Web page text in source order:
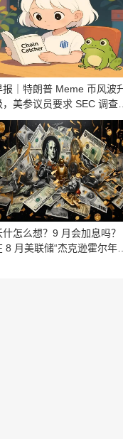
报｜特朗普 Meme 币风波
，美参议员要求 SEC 调查
Pull 风险；CZ 回应 BTC
失数据，若数据准确，加密
币存放在交易所比自行托管
安全
什怎么想？9 月会加息吗？
8 月美联储“杰克逊霍尔年